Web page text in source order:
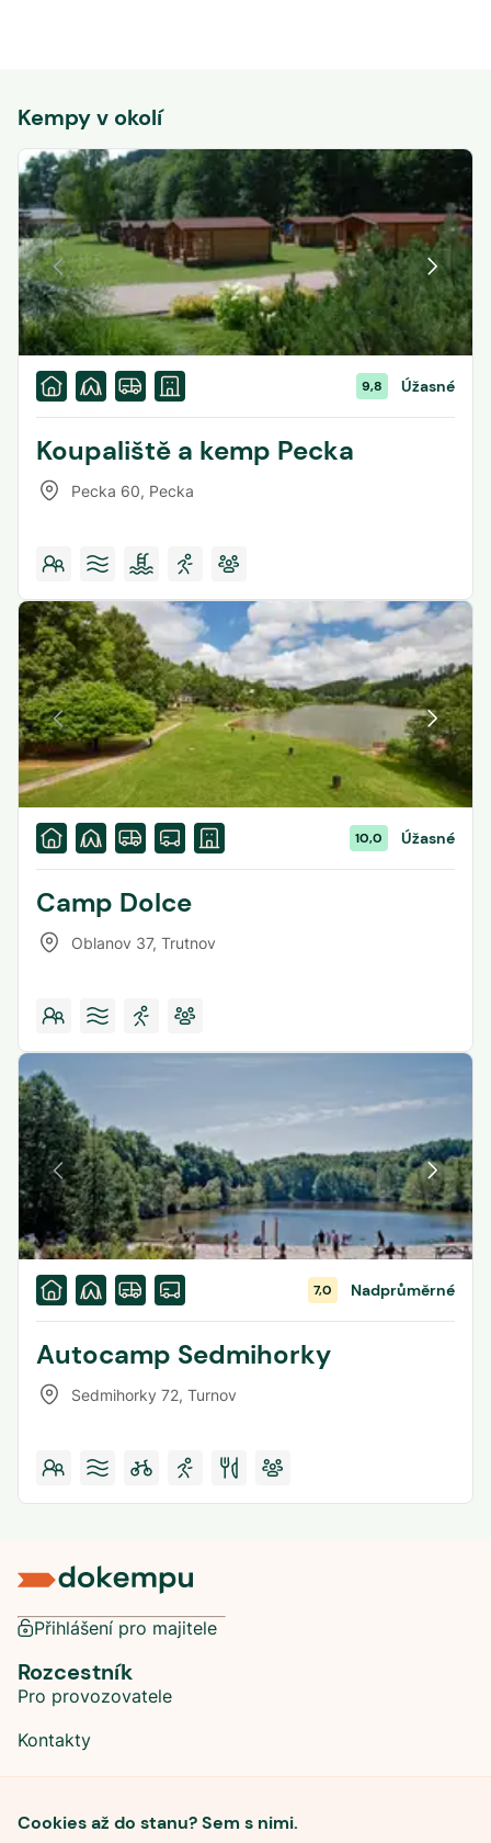
Kempy v okolí
9,8 Úžasné
Koupaliště a kemp Pecka
Pecka 60, Pecka
10,0 Úžasné
Camp Dolce
Oblanov 37, Trutnov
7,0 Nadprůměrné
Autocamp Sedmihorky
Sedmihorky 72, Turnov
Cookies až do stanu? Sem s nimi.
Přihlášení pro majitele
Rozcestník
Pro provozovatele
Kontakty